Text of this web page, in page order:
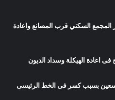
السكني قرب المصانع واعادة
اعادة الهيكلة وسداد الديون
بسبب كسر فى الخط الرئيسى